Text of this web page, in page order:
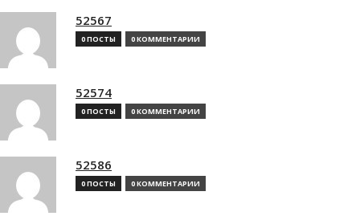
52567
0 ПОСТЫ 0 КОММЕНТАРИИ
52574
0 ПОСТЫ 0 КОММЕНТАРИИ
52586
0 ПОСТЫ 0 КОММЕНТАРИИ